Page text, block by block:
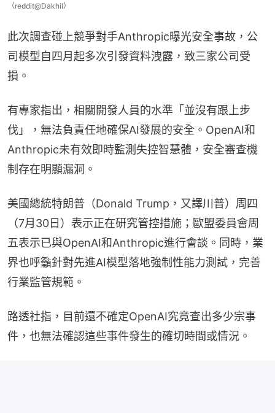
（reddit@Dakhil）
此次調查碰上競爭對手Anthropic曝光安全事故，公
司模型自四月起多次引發資料洩露，致三家公司受
損。
有專家指出，相關開發人員的水準「並沒有跟上步
伐」，無法負責任地確保AI發展的安全。OpenAI和
Anthropic未有效即時監測失控智慧體，安全審查機
制存在明顯漏洞。
美國總統特朗普（Donald Trump，又譯川普）周四
（7月30日）表示正在研究管控措施；歐盟委員會周
五表示已與OpenAI和Anthropic進行會談。同時，業
界也呼籲針對先進AI模型落地強制性能力測試，完善
行業監管規範。
路透社指，目前還不確定OpenAI究竟查出多少宗事
件，也無法確認這些事件發生的確切時間或情況。